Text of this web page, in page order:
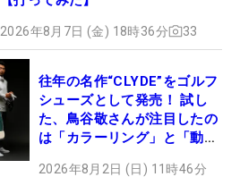
2026年8月7日 (金) 18時36分 33
往年の名作“CLYDE”をゴルフ
シューズとして発売！ 試し
た、鳥谷敬さんが注目したの
は「カラーリング」と「動き
2026年8月2日 (日) 11時46分